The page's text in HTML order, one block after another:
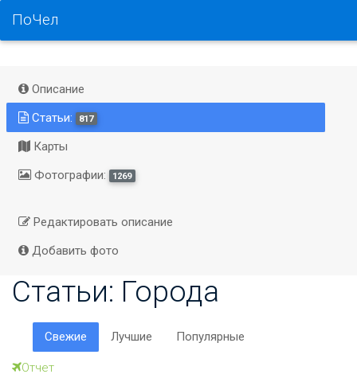
ПоЧел
Описание
Статьи:
817
Карты
Фотографии:
1269
Редактировать описание
Добавить фото
Статьи: Города
Свежие Лучшие Популярные
Отчет